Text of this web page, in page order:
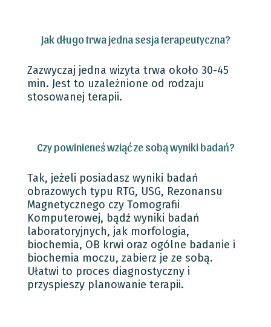
Jak długo trwa jedna sesja terapeutyczna?
Zazwyczaj jedna wizyta trwa około 30-45
min. Jest to uzależnione od rodzaju
stosowanej terapii.
Czy powinieneś wziąć ze sobą wyniki badań?
Tak, jeżeli posiadasz wyniki badań
obrazowych typu RTG, USG, Rezonansu
Magnetycznego czy Tomografii
Komputerowej, bądź wyniki badań
laboratoryjnych, jak morfologia,
biochemia, OB krwi oraz ogólne badanie i
biochemia moczu, zabierz je ze sobą.
Ułatwi to proces diagnostyczny i
przyspieszy planowanie terapii.